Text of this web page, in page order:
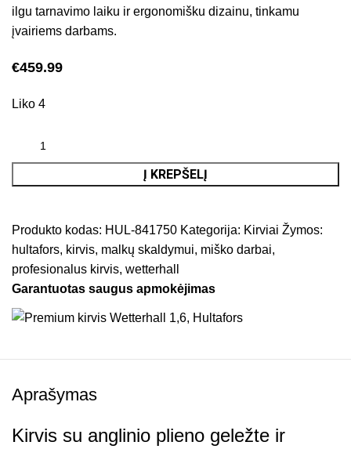
ilgu tarnavimo laiku ir ergonomišku dizainu, tinkamu
įvairiems darbams.
€459.99
Liko 4
Į KREPŠELĮ
Produkto kodas: HUL-841750 Kategorija: Kirviai Žymos:
hultafors, kirvis, malkų skaldymui, miško darbai,
profesionalus kirvis, wetterhall
Garantuotas saugus apmokėjimas
Aprašymas
Kirvis su anglinio plieno geležte ir